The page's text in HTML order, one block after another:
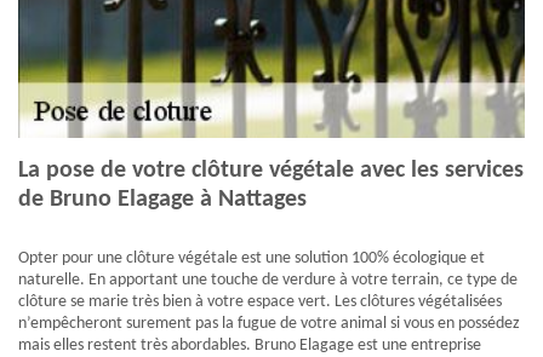
La pose de votre clôture végétale avec les services
de Bruno Elagage à Nattages
Opter pour une clôture végétale est une solution 100% écologique et
naturelle. En apportant une touche de verdure à votre terrain, ce type de
clôture se marie très bien à votre espace vert. Les clôtures végétalisées
n’empêcheront surement pas la fugue de votre animal si vous en possédez
mais elles restent très abordables. Bruno Elagage est une entreprise